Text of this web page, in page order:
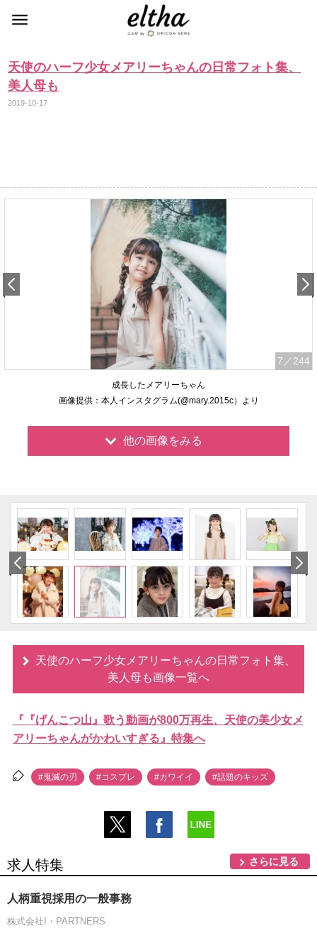
天使のハーフ少女メアリーちゃんの日常フォト集、
美人母も
2019-10-17
7 ／244
成長したメアリーちゃん
画像提供：本人インスタグラム(@mary.2015c）より
他の画像をみる
天使のハーフ少女メアリーちゃんの日常フォト集、
美人母も画像一覧へ
『『げんこつ山』歌う動画が800万再生、天使の美少女メ
アリーちゃんがかわいすぎる』特集へ
#鬼滅の刃 #コスプレ #カワイイ #話題のキッズ
求人特集 さらに見る
人柄重視採用の一般事務
株式会社I・PARTNERS